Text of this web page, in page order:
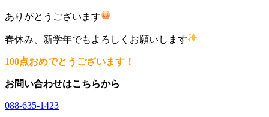
ありがとうございます
春休み、新学年でもよろしくお願いします
100点おめでとうございます！
お問い合わせはこちらから
088-635-1423